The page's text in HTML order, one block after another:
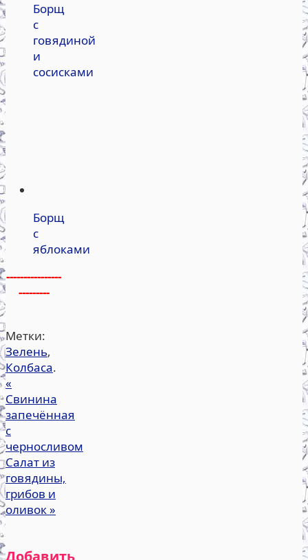
Борщ
с
говядиной
и
сосисками
Борщ
с
яблоками
----------------
---------
Метки:
Зелень,
Колбаса.
«
Свинина
запечённая
с
черносливом
Салат из
говядины,
грибов и
оливок»
Добавить